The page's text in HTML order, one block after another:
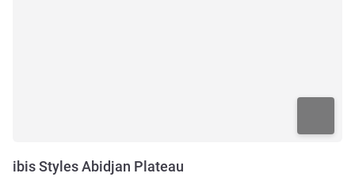
ibis Styles Abidjan Plateau